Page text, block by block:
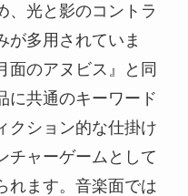
、光と影のコントラ
が多用されていま
面のアヌビス』と同
に共通のキーワード
クション的な仕掛け
チャーゲームとして
れます。音楽面では